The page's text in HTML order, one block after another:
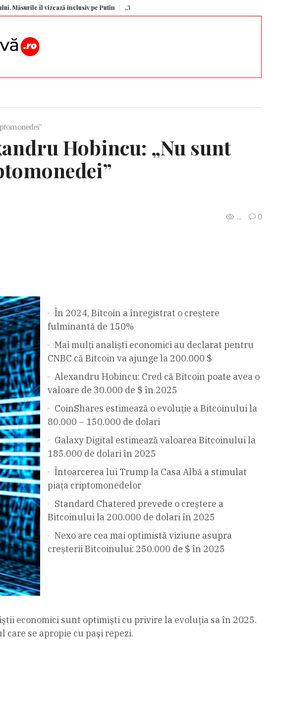
inclusiv pe Putin „Trebuie să instituim o prezență militară americană permanentă în
Hobincu: „Nu sunt
...
0
În 2024, Bitcoin a înregistrat o creștere
fulminantă de 150%
Mai mulți analiști economici au declarat pentru
CNBC că Bitcoin va ajunge la 200.000 $
Alexandru Hobincu: Cred că Bitcoin poate avea o
valoare de 30.000 de $ în 2025
CoinShares estimează o evoluție a Bitcoinului la
80.000 – 150.000 de dolari
Galaxy Digital estimează valoarea Bitcoinului la
185.000 de dolari în 2025
Întoarcerea lui Trump la Casa Albă a stimulat
piața criptomonedelor
Standard Chatered prevede o creștere a
Bitcoinului la 200.000 de dolari în 2025
Nexo are cea mai optimistă viziune asupra
creșterii Bitcoinului: 250.000 de $ în 2025
economici sunt optimiști cu privire la evoluția sa în 2025.
care se apropie cu pași repezi.